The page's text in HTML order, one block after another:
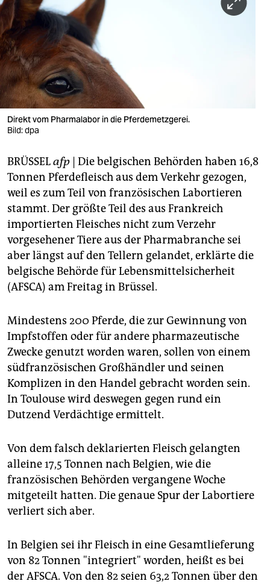
berlin
nord
wahrheit
verlag
verlag
shop
fragen & hilfe
unterstützen
abo
genossenschaft
epaper login
Direkt vom Pharmalabor in die Pferdemetzgerei.
Bild: dpa
BRÜSSELafp | Die belgischen Behörden haben 16,8
Tonnen Pferdefleisch aus dem Verkehr gezogen,
weil es zum Teil von französischen Labortieren
stammt. Der größte Teil des aus Frankreich
importierten Fleisches nicht zum Verzehr
vorgesehener Tiere aus der Pharmabranche sei
aber längst auf den Tellern gelandet, erklärte die
belgische Behörde für Lebensmittelsicherheit
(AFSCA) am Freitag in Brüssel.
Mindestens 200 Pferde, die zur Gewinnung von
Impfstoffen oder für andere pharmazeutische
Zwecke genutzt worden waren, sollen von einem
südfranzösischen Großhändler und seinen
Komplizen in den Handel gebracht worden sein.
In Toulouse wird deswegen gegen rund ein
Dutzend Verdächtige ermittelt.
Von dem falsch deklarierten Fleisch gelangten
alleine 17,5 Tonnen nach Belgien, wie die
französischen Behörden vergangene Woche
mitgeteilt hatten. Die genaue Spur der Labortiere
verliert sich aber.
In Belgien sei ihr Fleisch in eine Gesamtlieferung
von 82 Tonnen "integriert" worden, heißt es bei
der AFSCA. Von den 82 seien 63,2 Tonnen über den